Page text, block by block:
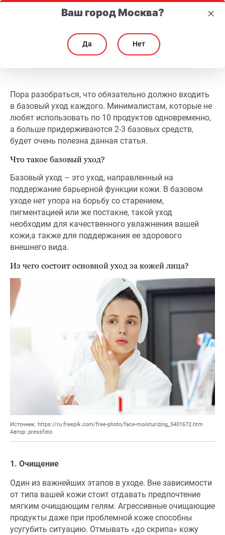
Базовый уход за кожей лица: какие средства должны быть у
Пора разобраться, что обязательно должно входить
в базовый уход каждого. Минималистам, которые не
любят использовать по 10 продуктов одновременно,
а больше придерживаются 2-3 базовых средств,
будет очень полезна данная статья.
Что такое базовый уход?
Базовый уход – это уход, направленный на
поддержание барьерной функции кожи. В базовом
уходе нет упора на борьбу со старением,
пигментацией или же постакне, такой уход
необходим для качественного увлажнения вашей
кожи,а также для поддержания ее здорового
внешнего вида.
Из чего состоит основной уход за кожей лица?
Источник: https://ru.freepik.com/free-photo/face-moisturizing_5401672.htm
Автор: pressfoto
1. Очищение
Один из важнейших этапов в уходе. Вне зависимости
от типа вашей кожи стоит отдавать предпочтение
мягким очищающим гелям. Агрессивные очищающие
продукты даже при проблемной коже способны
усугубить ситуацию. Отмывать «до скрипа» кожу
Ваш город Москва?
Да Нет